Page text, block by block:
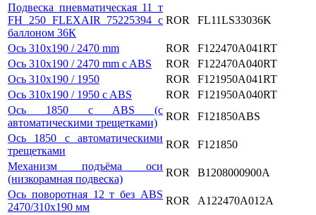
Подвеска пневматическая 11 т
FH 250 FLEXAIR 75225394 с
баллоном 36К
ROR FL11LS33036K
Ось 310x190 / 2470 mm ROR
F122470А041RT
Ось 310x190 / 2470 mm c ABS
ROR
F122470А040RT
Ось 310x190 / 1950
ROR
F121950А041RT
Ось 310x190 / 1950 c ABS
ROR
F121950А040RT
Ось 1850 c ABS (с
автоматическими трещетками)
ROR
F121850ABS
Ось 1850 с автоматическими
трещетками
ROR
F121850
Механизм подъёма оси
(низкорамная подвеска)
ROR
B1208000900A
Ось поворотная 12 т без ABS
2470/310х190 мм
ROR
A122470A012A